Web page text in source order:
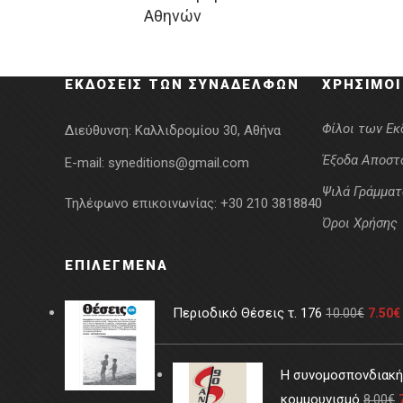
Αθηνών
was:
ΕΚΔΌΣΕΙΣ ΤΩΝ ΣΥΝΑΔΈΛΦΩΝ
Διεύθυνση: Καλλιδρομίου 30, Αθήνα
E-mail: syneditions@gmail.com
Τηλέφωνο επικοινωνίας: +30 210 3818840
Φίλοι των
Έξοδα
Ψιλά
Όροι Χρήσης
ΕΠΙΛΕΓΜΈΝΑ
Περιοδικό Θέσεις τ. 176 10.00€ 7.50€
Η συνομοσπονδιακή
κομμουνισμό 8.00€